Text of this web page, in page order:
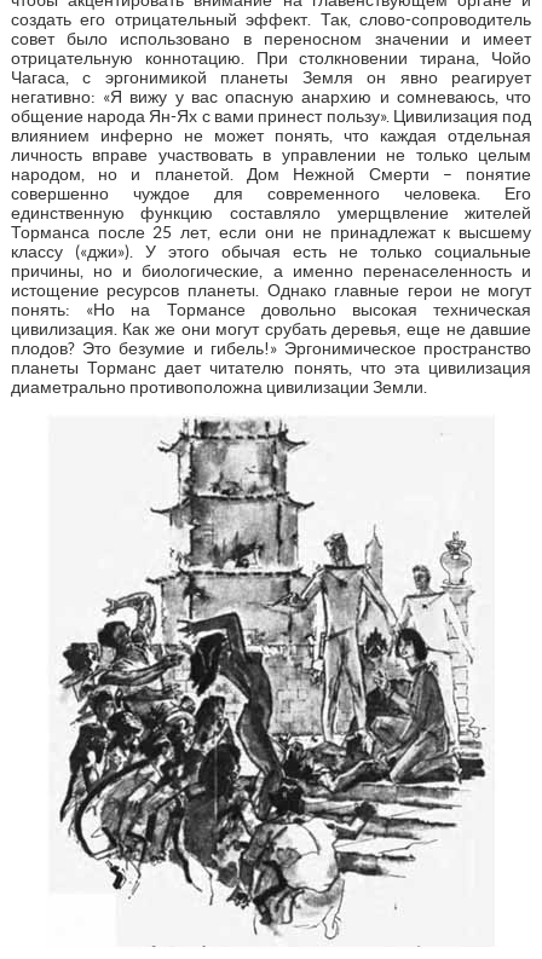
создать его отрицательный эффект. Так, слово-сопроводитель
совет было использовано в переносном значении и имеет
отрицательную коннотацию. При столкновении тирана, Чойо
Чагаса, с эргонимикой планеты Земля он явно реагирует
негативно: «Я вижу у вас опасную анархию и сомневаюсь, что
общение народа Ян-Ях с вами принест пользу». Цивилизация под
влиянием инферно не может понять, что каждая отдельная
личность вправе участвовать в управлении не только целым
народом, но и планетой. Дом Нежной Смерти – понятие
совершенно чуждое для современного человека. Его
единственную функцию составляло умерщвление жителей
Торманса после 25 лет, если они не принадлежат к высшему
классу («джи»). У этого обычая есть не только социальные
причины, но и биологические, а именно перенаселенность и
истощение ресурсов планеты. Однако главные герои не могут
понять: «Но на Тормансе довольно высокая техническая
цивилизация. Как же они могут срубать деревья, еще не давшие
плодов? Это безумие и гибель!» Эргонимическое пространство
планеты Торманс дает читателю понять, что эта цивилизация
диаметрально противоположна цивилизации Земли.